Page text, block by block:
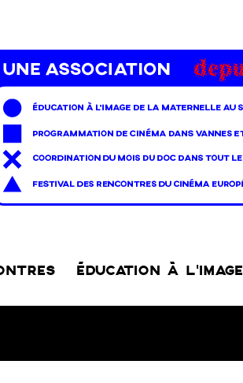
ÉDUCATION À L’IMAGE